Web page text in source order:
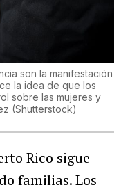
son la manifestación
la idea de que los
sobre las mujeres y
(Shutterstock)
Rico sigue
familias. Los